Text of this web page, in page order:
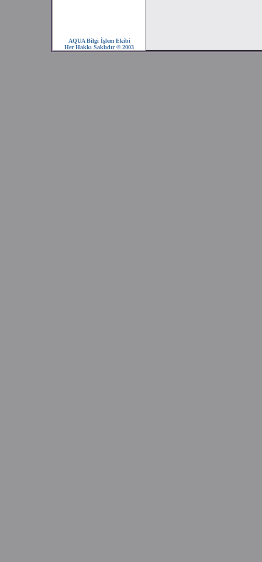
AQUA Bilgi İşlem Ekibi
Her Hakkı Saklıdır © 2003